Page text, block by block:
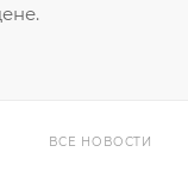
ВСЕ НОВОСТИ